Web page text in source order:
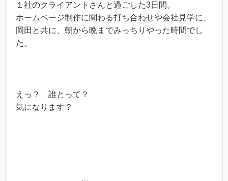
１社のクライアントさんと過ごした3日間。
ホームページ制作に関わる打ち合わせや会社見学に、
岡田と共に、朝から晩までみっちりやった時間でし
た。
えっ？ 誰とって？
気になります？